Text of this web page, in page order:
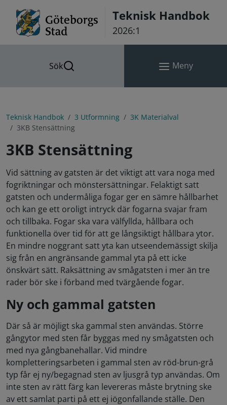
Teknisk Handbok
2026:1
Sök Meny
Teknisk Handbok 3 Utformning
3K Materialval
3KB Stensättning
3KB Stensättning
Vid sättning av gatsten är det viktigt att vara noga med
fogriktningar och mönstersättningar. Felaktigt satt
gatsten och undermåliga fogar ger en sämre hållbarhet
och kan ge ett oroligt intryck där fogarna svajar fram
och tillbaka. Fogar ska vara välfyllda, hållbara och
funktionella över tid för att ge långsiktigt hållbara ytor.
En mindre noggrant satt yta kan utseendemässigt skilja
sig från en angränsande gammal yta på ett icke
önskvärt sätt. Raksättning av smågatsten i mer än tre
rader bör ske i förband med tvärgående fogar.
Ny och gammal gatsten
Där så är möjligt ska gammal sten användas. Större
gångytor med sten får byggas med ny smågatsten och
med nya gångbanehallar. Vid mindre
kompletteringsarbeten i gammal sten av röd-brun-grå
typ får ej ny/begagnad sten av ljusgrå typ användas. Om
inte sten av rätt färg kan levereras måste brytning ske
av ett samlat parti på ett ej iögonfallande ställe. Den